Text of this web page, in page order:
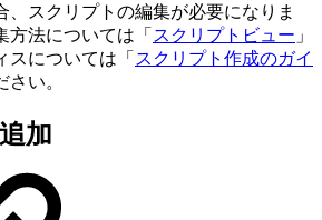
、スクリプトの編集が必要になりま
方法については「 スクリプトビュー 」
スについては「 スクリプト作成のガイ
さい。
加